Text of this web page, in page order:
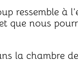
ressemble à
que nous
la chambre